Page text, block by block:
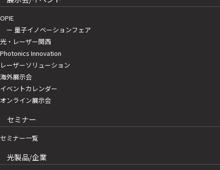
OPIE
ー 量子イノベーションフェア
光・レーザー関西
Photonics Innovation
レーザーソリューション
海外展示会
イベントカレンダー
オンライン展示会
セミナー
セミナー一覧
光製品/企業